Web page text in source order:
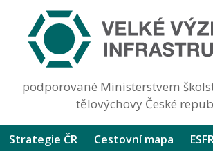
podporované Ministerstvem
tělovýchovy České
Strategie ČR Cestovní mapa